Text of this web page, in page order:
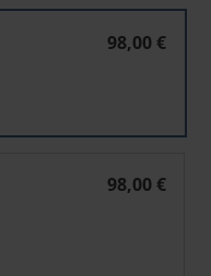
98,00 €
98,00 €